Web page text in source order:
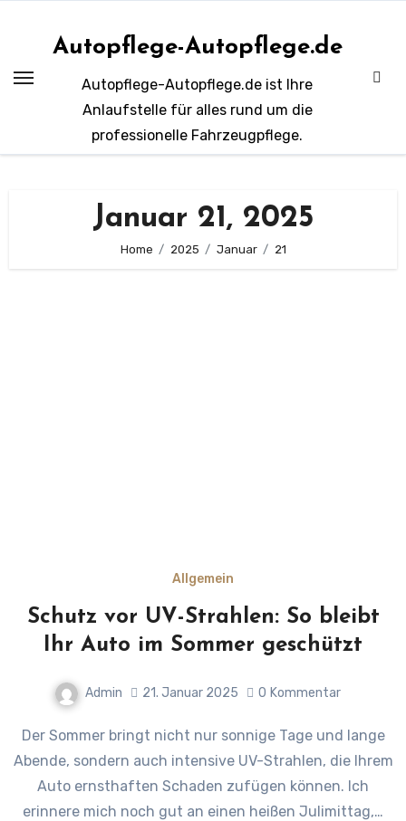
Autopflege-Autopflege.de
Autopflege-Autopflege.de ist Ihre
Anlaufstelle für alles rund um die
professionelle Fahrzeugpflege.
Januar 21, 2025
Home 2025 Januar 21
Allgemein
Schutz vor UV-Strahlen: So bleibt
Ihr Auto im Sommer geschützt
Admin 21. Januar 2025 0 Kommentar
Der Sommer bringt nicht nur sonnige Tage und lange
Abende, sondern auch intensive UV-Strahlen, die Ihrem
Auto ernsthaften Schaden zufügen können. Ich
erinnere mich noch gut an einen heißen Julimittag,…